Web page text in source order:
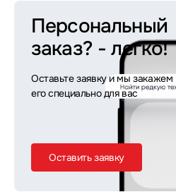
Персональный
заказ? - легко!
Оставьте заявку и мы закажем
его специально для вас
Оставить заявку